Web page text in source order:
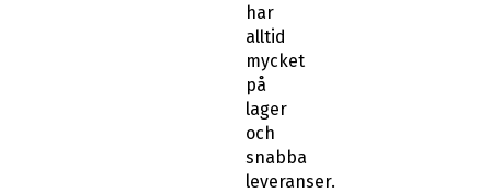
har
alltid
mycket
på
lager
och
snabba
leveranser.